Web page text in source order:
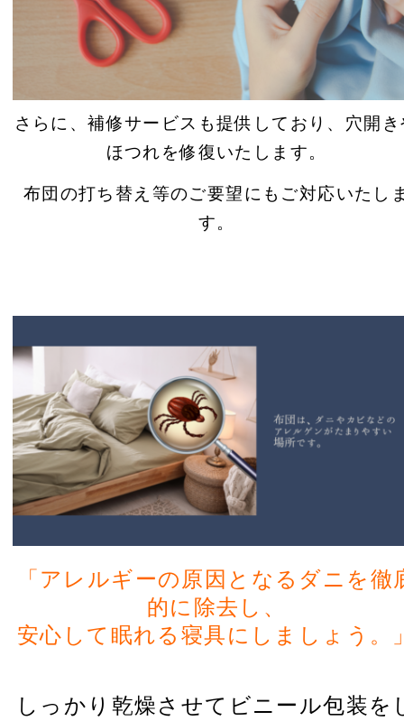
さらに、補修サービスも提供しており、穴開き
ほつれを修復いたします。
布団の打ち替え等のご要望にもご対応いたし
す。
「アレルギーの原因となるダニを徹
的に除去し、
安心して眠れる寝具にしましょう。
しっかり乾燥させてビニール包装を